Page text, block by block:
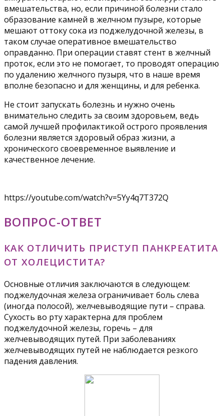
вмешательства, но, если причиной болезни стало
образование камней в желчном пузыре, которые
мешают оттоку сока из поджелудочной железы, в
таком случае оперативное вмешательство
оправданно. При операции ставят стент в желчный
проток, если это не помогает, то проводят операцию
по удалению желчного пузыря, что в наше время
вполне безопасно и для женщины, и для ребенка.
Не стоит запускать болезнь и нужно очень
внимательно следить за своим здоровьем, ведь
самой лучшей профилактикой острого проявления
болезни является здоровый образ жизни, а
хронического своевременное выявление и
качественное лечение.
https://youtube.com/watch?v=5Yy4q7T372Q
ВОПРОС-ОТВЕТ
КАК ОТЛИЧИТЬ ПРИСТУП ПАНКРЕАТИТА
ОТ ХОЛЕЦИСТИТА?
Основные отличия заключаются в следующем:
поджелудочная железа ограничивает боль слева
(иногда полосой), желчевыводящие пути – справа.
Сухость во рту характерна для проблем
поджелудочной железы, горечь – для
желчевыводящих путей. При заболеваниях
желчевыводящих путей не наблюдается резкого
падения давления.